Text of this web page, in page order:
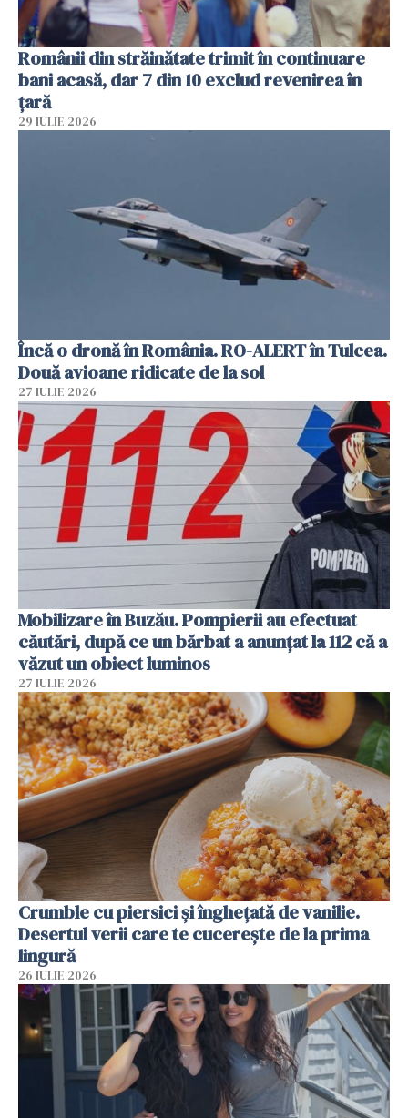
Românii din străinătate trimit în continuare
bani acasă, dar 7 din 10 exclud revenirea în
țară
29 IULIE 2026
Încă o dronă în România. RO-ALERT în Tulcea.
Două avioane ridicate de la sol
27 IULIE 2026
Mobilizare în Buzău. Pompierii au efectuat
căutări, după ce un bărbat a anunțat la 112 că a
văzut un obiect luminos
27 IULIE 2026
Crumble cu piersici și înghețată de vanilie.
Desertul verii care te cucerește de la prima
lingură
26 IULIE 2026